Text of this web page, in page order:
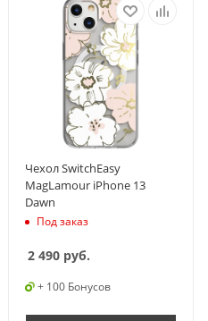
Чехол SwitchEasy
MagLamour iPhone 13
Dawn
Под заказ
2 490руб.
+ 100 Бонусов